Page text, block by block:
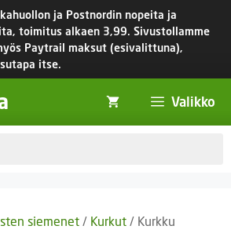
ja Postnordin nopeita ja
toimitus alkaen 3,99. Sivustollamme
Paytrail maksut (esivalittuna),
itse.
Valikko
siemenet / Kurkut / Kurkku